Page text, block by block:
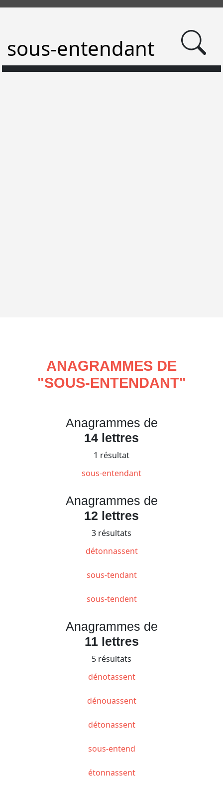
ANAGRAMMES DE
"SOUS-ENTENDANT"
Anagrammes de
14 lettres
1 résultat
sous-entendant
Anagrammes de
12 lettres
3 résultats
détonnassent
sous-tendant
sous-tendent
Anagrammes de
11 lettres
5 résultats
dénotassent
dénouassent
détonassent
sous-entend
étonnassent